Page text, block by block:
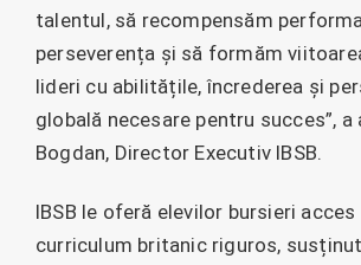
talentul, să recompensăm
perseverența și să formăm
lideri cu abilitățile, încrederea și
globală necesare pentru succes”, a
Bogdan, Director Executiv IBSB.
IBSB le oferă elevilor bursieri acces
curriculum britanic riguros,